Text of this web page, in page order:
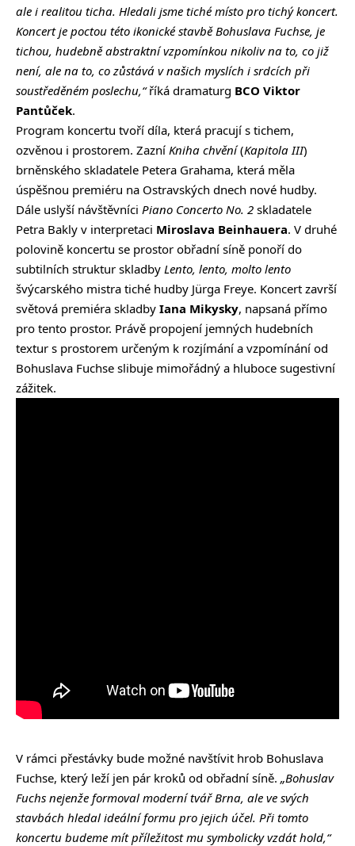
ale i realitou ticha. Hledali jsme tiché místo pro tichý koncert.
Koncert je poctou této ikonické stavbě Bohuslava Fuchse, je
tichou, hudebně abstraktní vzpomínkou nikoliv na to, co již
není, ale na to, co zůstává v našich myslích i srdcích při
soustředěném poslechu,“říká dramaturg BCO Viktor
Pantůček.
Program koncertu tvoří díla, která pracují s tichem,
ozvěnou i prostorem. Zazní Kniha chvění(Kapitola III)
brněnského skladatele Petera Grahama, která měla
úspěšnou premiéru na Ostravských dnech nové hudby.
Dále uslyší návštěvníci Piano Concerto No. 2 skladatele
Petra Bakly v interpretaci Miroslava Beinhauera. V druhé
polovině koncertu se prostor obřadní síně ponoří do
subtilních struktur skladby Lento, lento, molto lento
švýcarského mistra tiché hudby Jürga Freye. Koncert završí
světová premiéra skladby Iana Mikysky, napsaná přímo
pro tento prostor. Právě propojení jemných hudebních
textur s prostorem určeným k rozjímání a vzpomínání od
Bohuslava Fuchse slibuje mimořádný a hluboce sugestivní
zážitek.
V rámci přestávky bude možné navštívit hrob Bohuslava
Fuchse, který leží jen pár kroků od obřadní síně. „Bohuslav
Fuchs nejenže formoval moderní tvář Brna, ale ve svých
stavbách hledal ideální formu pro jejich účel. Při tomto
koncertu budeme mít příležitost mu symbolicky vzdát hold,“